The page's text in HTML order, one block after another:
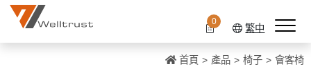
0
繁中
首頁 產品 椅子 會客椅